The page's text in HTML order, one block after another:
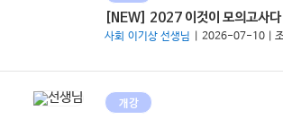
[NEW] 2027 이것이 모의고사다
사회 이기상 선생님 | 2026-07-10 |
개강